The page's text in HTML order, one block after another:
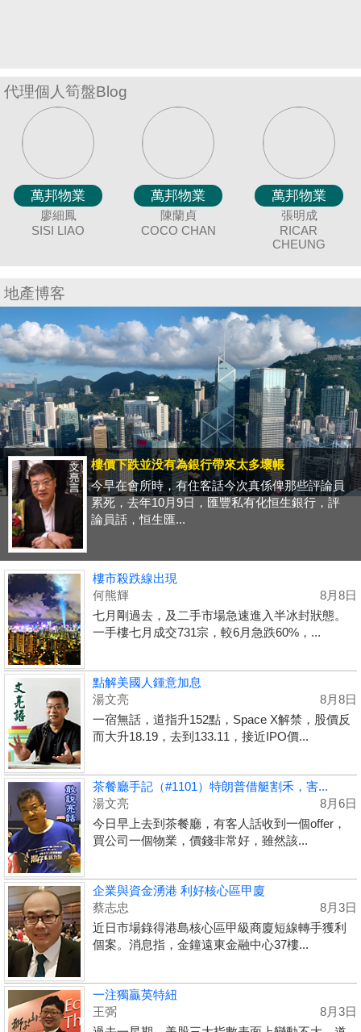
於
我
們
代理個人筍盤Blog
萬邦物業
黃美英
MAGGIE
萬邦物業
冼嘉臻
BORIS SIN
萬邦物業
唐英霞
DEBBIE TONG
萬邦物業
廖細鳳
SISI LIAO
萬邦物業
MAY NIP
萬邦物業
袁月明
MING YUAN
萬邦物業
余志雄
JIMMY YU
萬邦物業
謝愛珍
JUNE TSE
萬邦物業
陳蘭貞
COCO CHAN
萬邦物業
ELIZA LIN
萬邦物業
蔡秀晶
CRYSTAL
CHOY
萬邦物業
顏志鴻
DAVID NGAN
萬邦物業
吳美美
MEI NG
萬邦物業
潘笑霞
TINA POON
萬邦物業
伍志達
TAT NG
萬邦物業
羅貝銘
MING LO
萬邦物業
張明成
RICAR
CHEUNG
萬
地產博客
樓價下跌並没有為銀行帶來太多壞帳
今早在會所時，有住客話今次真係俾那些評論員
累死，去年10月9日，匯豐私有化恒生銀行，評
論員話，恒生匯...
樓市殺跌線出現
何熊輝
8月8日
七月剛過去，及二手市場急速進入半冰封狀態。
一手樓七月成交731宗，較6月急跌60%，...
點解美國人鍾意加息
湯文亮
8月8日
一宿無話，道指升152點，Space X解禁，股價反
而大升18.19，去到133.11，接近IPO價...
茶餐廳手記（#1101）特朗普借艇割禾，害...
湯文亮
8月6日
今日早上去到茶餐廳，有客人話收到一個offer，
買公司一個物業，價錢非常好，雖然該...
企業與資金湧港 利好核心區甲廈
蔡志忠
8月3日
近日市場錄得港島核心區甲級商廈短線轉手獲利
個案。消息指，金鐘遠東金融中心37樓...
一注獨贏英特紐
王弼
8月3日